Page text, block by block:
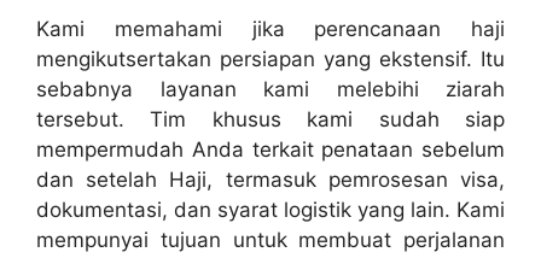
Kami memahami jika perencanaan haji
mengikutsertakan persiapan yang ekstensif. Itu
sebabnya layanan kami melebihi ziarah
tersebut. Tim khusus kami sudah siap
mempermudah Anda terkait penataan sebelum
dan setelah Haji, termasuk pemrosesan visa,
dokumentasi, dan syarat logistik yang lain. Kami
mempunyai tujuan untuk membuat perjalanan